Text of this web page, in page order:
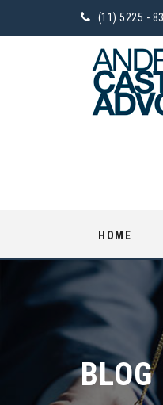
(11) 5225 -
content
HOME
BLOG